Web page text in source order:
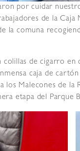
por cuidar
de la
la comuna
de cigarro en
caja de
los Malecones de
etapa del Parque